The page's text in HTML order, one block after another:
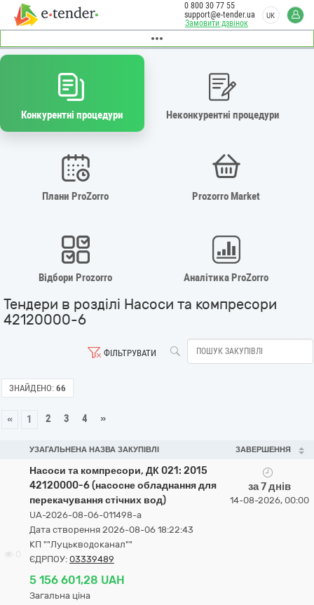
Замовити дзвінок
0 800 30 77 55
support@e-tender.ua
UK
Конкурентні процедури Неконкурентні процедури
Плани ProZorro Prozorro Market
Відбори Prozorro Аналітика ProZorro
Тендери в розділі Насоси та компресори
42120000-6
ФІЛЬТРУВАТИ
ЗНАЙДЕНО: 66
« 1 2 3 4 »
УЗАГАЛЬНЕНА НАЗВА ЗАКУПІВЛІ ЗАВЕРШЕННЯ
Насоси та компресори, ДК 021: 2015
42120000-6 (насосне обладнання для
перекачування стічних вод)
UA-2026-08-06-011498-a
Дата створення 2026-08-06 18:22:43
КП ""Луцькводоканал""
ЄДРПОУ: 03339489
5 156 601,28 UAH
Загальна ціна
за 7 днів
14-08-2026, 00:00